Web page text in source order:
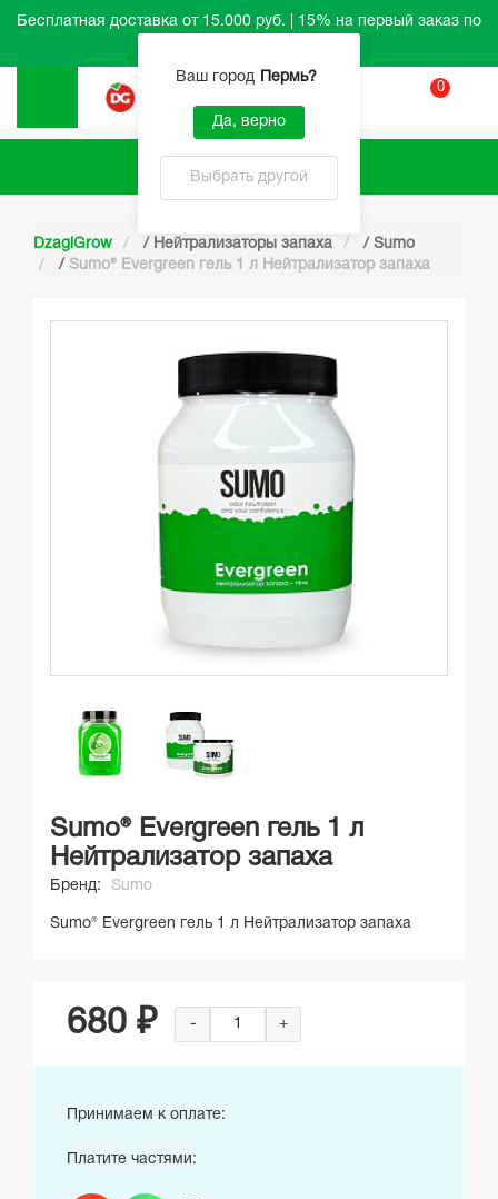
Бесплатная доставка от 15.000 руб. | 15% на первый заказ по
Ваш город Пермь?
Да, верно
Выбрать другой
0
Каталог
DzagiGrow / Нейтрализаторы запаха / Sumo
/ Sumo® Evergreen гель 1 л Нейтрализатор запаха
Sumo® Evergreen гель 1 л
Нейтрализатор запаха
Бренд: Sumo
Sumo® Evergreen гель 1 л Нейтрализатор запаха
680 ₽ - +
Принимаем к оплате:
Платите частями: